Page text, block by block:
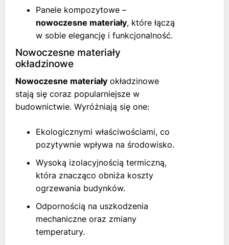
Panele kompozytowe –
nowoczesne materiały, które łączą
w sobie elegancję i funkcjonalność.
Nowoczesne materiały
okładzinowe
Nowoczesne materiały okładzinowe
stają się coraz popularniejsze w
budownictwie. Wyróżniają się one:
Ekologicznymi właściwościami, co
pozytywnie wpływa na środowisko.
Wysoką izolacyjnością termiczną,
która znacząco obniża koszty
ogrzewania budynków.
Odpornością na uszkodzenia
mechaniczne oraz zmiany
temperatury.